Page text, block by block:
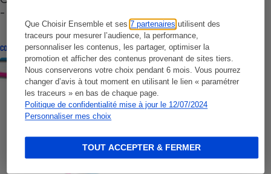
Que Choisir Ensemble et ses7 partenaires utilisent des
traceurs pour mesurer l’audience, la performance,
personnaliser les contenus, les partager, optimiser la
promotion et afficher des contenus provenant de sites tiers.
Nous conserverons votre choix pendant 6 mois. Vous pourrez
changer d’avis à tout moment en utilisant le lien « paramétrer
les traceurs » en bas de chaque page.
Politique de confidentialité mise à jour le 12/07/2024
Personnaliser mes choix
TOUT ACCEPTER & FERMER
- Premières impressions
CONSEILS